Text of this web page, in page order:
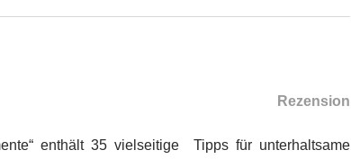
Rezension
enthält 35 vielseitige Tipps für unterhaltsame